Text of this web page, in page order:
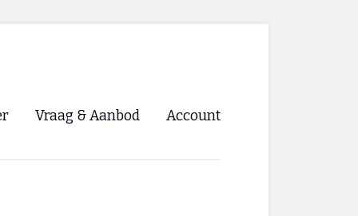
Vraag & Aanbod Account